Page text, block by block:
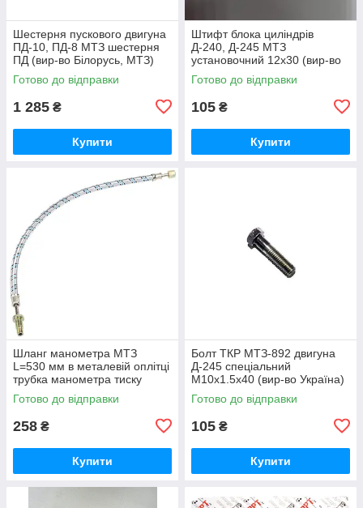
Шестерня пускового двигуна
ПД-10, ПД-8 МТЗ шестерня
ПД (вир-во Білорусь, МТЗ)
50-1024092-2А /
5010240922А
Готово до відправки
1 285 ₴
Купити
Штифт блока циліндрів
Д-240, Д-245 МТЗ
установочний 12х30 (вир-во
Україна) 50-1002034 / 50-
1002034-А
Готово до відправки
105 ₴
Купити
Шланг манометра МТЗ
L=530 мм в металевій оплітці
трубка манометра тиску
масла (вир-во Україна) 70-
3801180
Готово до відправки
258 ₴
Купити
Болт ТКР МТЗ-892 двигуна
Д-245 спеціальний
М10х1.5х40 (вир-во Україна)
245-1008031 / 245-1008031-А
Готово до відправки
105 ₴
Купити